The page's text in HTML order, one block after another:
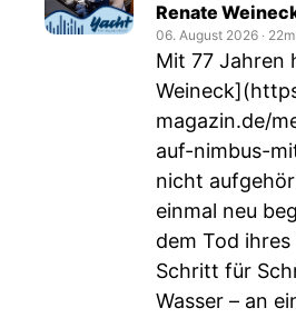
Renate
06. August 2026 ‧
Mit 77 Jahren
Weineck](
magazin.de/
auf-nimbus-
nicht
einmal neu
dem Tod
Schritt für
Wasser – an